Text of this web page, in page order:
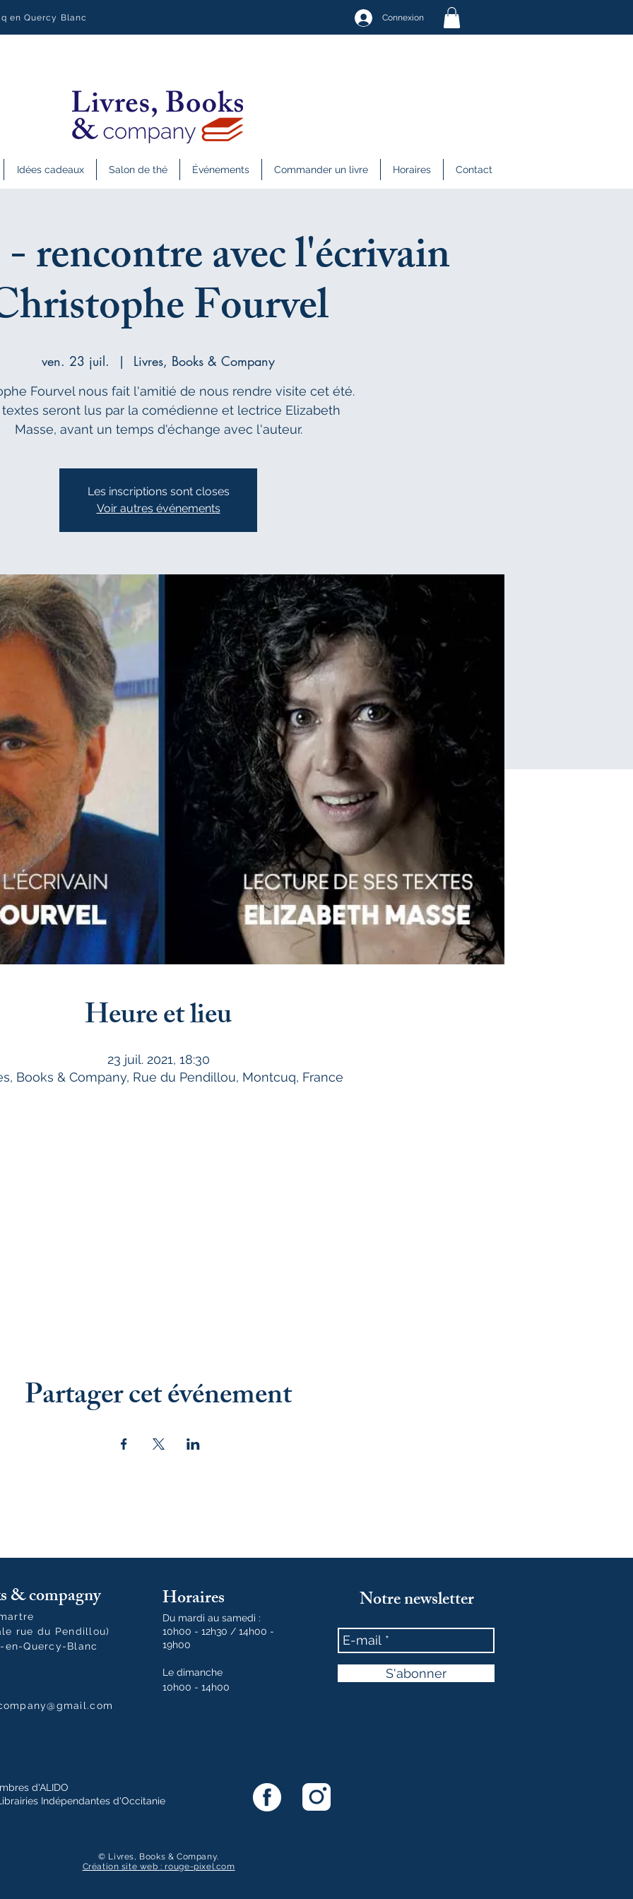
en Quercy Blanc Connexion
Idées cadeaux Salon de thé Événements Commander un livre Horaires Contact
rencontre avec l'écrivain
Fourvel
ven. 23 juil.
  |
Livres, Books & Company
Fourvel nous fait l'amitié de nous rendre visite cet été.
textes seront lus par la comédienne et lectrice Elizabeth
Masse, avant un temps d'échange avec l'auteur.
Les inscriptions sont closes
Voir autres événements
Heure et lieu
23 juil. 2021, 18:30
Books & Company, Rue du Pendillou, Montcuq, France
Partager cet événement
& compagny
rue du Pendillou)
en-Quercy-Blanc
Horaires
Du mardi au samedi :
10h00 - 12h30 / 14h00 -
19h00
Le dimanche
10h00 - 14h00
Notre newsletter
S'abonner
d'ALIDO
Indépendantes d'Occitanie
© Livres, Books & Company.
Création site web : rouge-pixel.com